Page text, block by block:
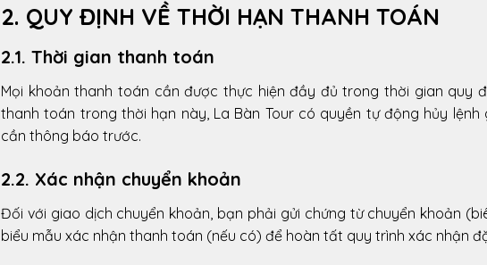
2. QUY ĐỊNH VỀ THỜI HẠN THANH TOÁN
2.1. Thời gian thanh toán
Mọi khoản thanh toán cần được thực hiện đầy đủ trong thời gian quy
thanh toán trong thời hạn này, La Bàn Tour có quyền tự động hủy
cần thông báo trước.
2.2. Xác nhận chuyển khoản
Đối với giao dịch chuyển khoản, bạn phải gửi chứng từ chuyển khoản
biểu mẫu xác nhận thanh toán (nếu có) để hoàn tất quy trình xác nhận